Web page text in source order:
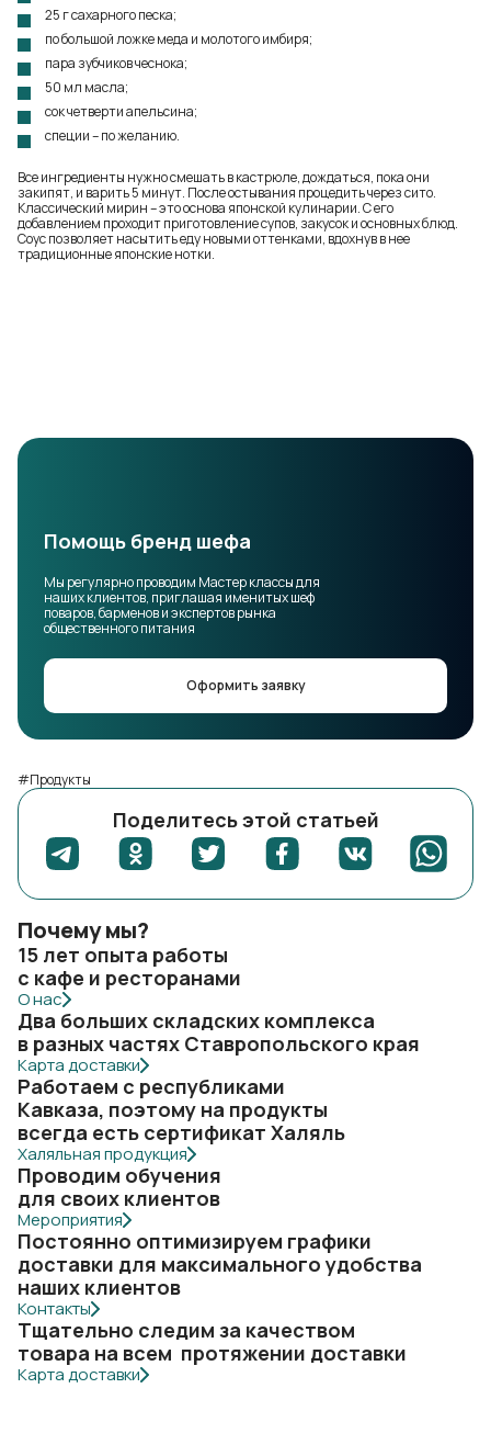
25 г сахарного песка;
по большой ложке меда и молотого имбиря;
пара зубчиков чеснока;
50 мл масла;
сок четверти апельсина;
специи – по желанию.
Все ингредиенты нужно смешать в кастрюле, дождаться, пока они
закипят, и варить 5 минут. После остывания процедить через сито.
Классический мирин – это основа японской кулинарии. С его
добавлением проходит приготовление супов, закусок и основных блюд.
Соус позволяет насытить еду новыми оттенками, вдохнув в нее
традиционные японские нотки.
Помощь бренд шефа
Мы регулярно проводим Мастер классы для
наших клиентов, приглашая именитых шеф
поваров, барменов и экспертов рынка
общественного питания
Оформить заявку
#Продукты
Поделитесь этой статьей
Почему мы?
15 лет опыта работы
с кафе и ресторанами
О нас
Два больших складских комплекса
в разных частях Ставропольского края
Карта доставки
Работаем с республиками
Кавказа, поэтому на продукты
всегда есть сертификат Халяль
Халяльная продукция
Проводим обучения
для своих клиентов
Мероприятия
Постоянно оптимизируем графики
доставки для максимального удобства
наших клиентов
Контакты
Тщательно следим за качеством
товара на всем протяжении доставки
Карта доставки